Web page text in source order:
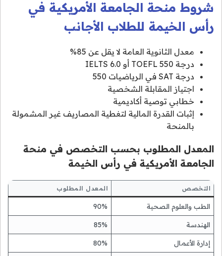
شروط منحة الجامعة الأمريكية في
رأس الخيمة للطلاب الأجانب
معدل الثانوية العامة لا يقل عن 85%
درجة TOEFL 550 أو IELTS 6.0
درجة SAT في الرياضيات 550
اجتياز المقابلة الشخصية
خطابي توصية أكاديمية
إثبات القدرة المالية لتغطية المصاريف غير المشمولة
بالمنحة
المعدل المطلوب بحسب التخصص في منحة
الجامعة الأمريكية في رأس الخيمة
التخصص المعدل المطلوب
الطب والعلوم الصحية 90%
الهندسة 85%
إدارة الأعمال 80%